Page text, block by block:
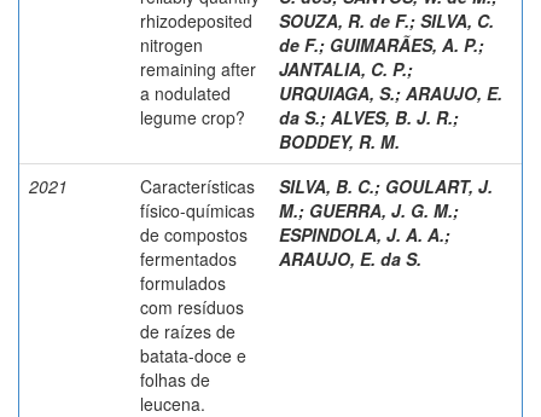
rhizodeposited
nitrogen
remaining after
a nodulated
legume crop?
SOUZA, R. de F.; SILVA, C.
de F.; GUIMARÃES, A. P.;
JANTALIA, C. P.;
URQUIAGA, S.; ARAUJO, E.
da S.; ALVES, B. J. R.;
BODDEY, R. M.
2021
Características
físico-químicas
de compostos
fermentados
formulados
com resíduos
de raízes de
batata-doce e
folhas de
leucena.
SILVA, B. C.; GOULART, J.
M.; GUERRA, J. G. M.;
ESPINDOLA, J. A. A.;
ARAUJO, E. da S.